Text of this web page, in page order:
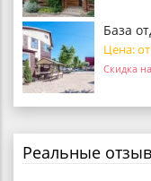
База
Цена:
Скидка
Реальные